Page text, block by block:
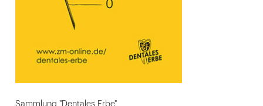
Sammlung "Dentales Erbe"